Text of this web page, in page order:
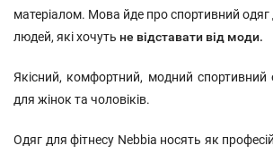
матеріалом. Мова йде про спортивний одяг
людей, які хочуть не відставати від моди.
Якісний, комфортний, модний спортивний
для жінок та чоловіків.
Одяг для фітнесу Nebbia носять як